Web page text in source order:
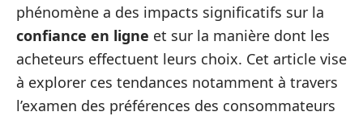
phénomène a des impacts significatifs sur la
confiance en ligne et sur la manière dont les
acheteurs effectuent leurs choix. Cet article vise
à explorer ces tendances notamment à travers
l’examen des préférences des consommateurs